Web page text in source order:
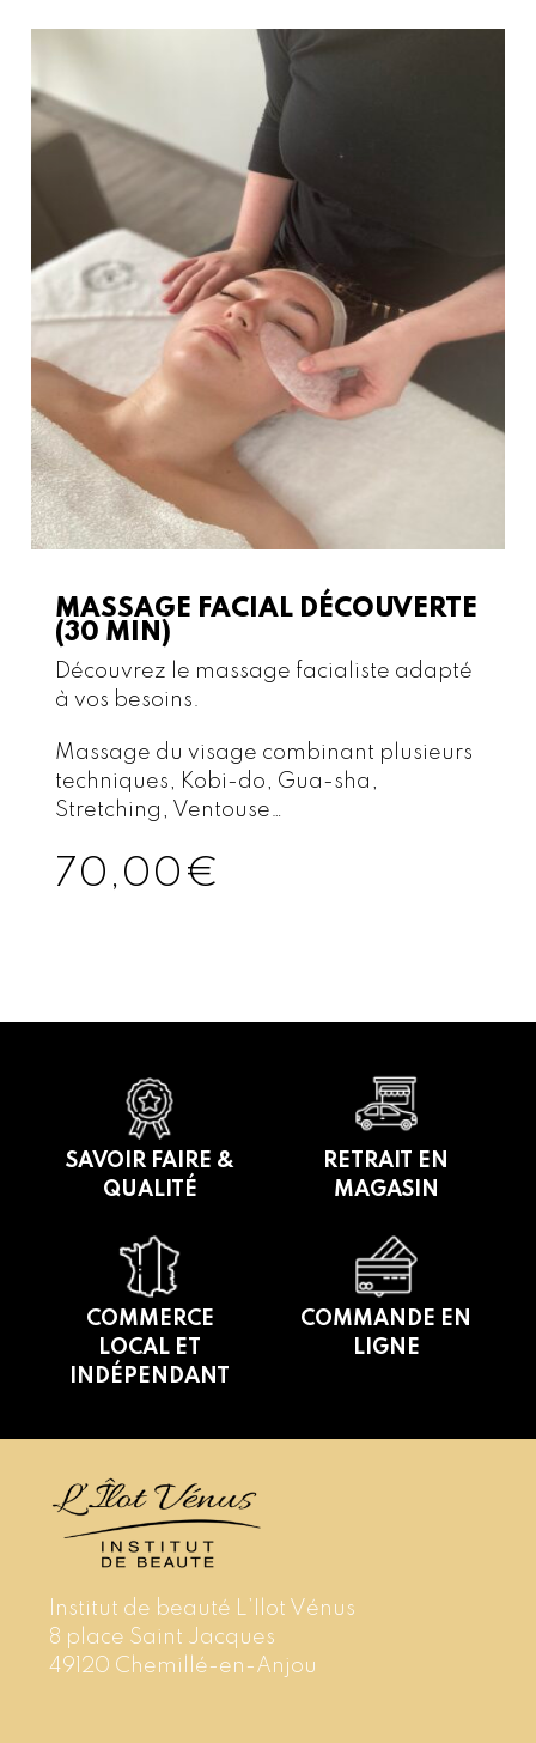
MASSAGE FACIAL DÉCOUVERTE
(30 MIN)
Découvrez le massage facialiste adapté
à vos besoins.
Massage du visage combinant plusieurs
techniques, Kobi-do, Gua-sha,
Stretching, Ventouse…
70,00 €
SAVOIR FAIRE &
QUALITÉ
RETRAIT EN
MAGASIN
COMMERCE
LOCAL ET
INDÉPENDANT
COMMANDE EN
LIGNE
Institut de beauté L’Ilot Vénus
8 place Saint Jacques
49120 Chemillé-en-Anjou